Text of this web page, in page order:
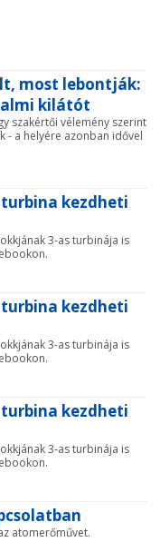
most lebontják:
kilátót
szakértői vélemény szerint
- a helyére azonban idővel
turbina kezdheti
3-as turbinája is
turbina kezdheti
3-as turbinája is
turbina kezdheti
3-as turbinája is
atomerőművet.